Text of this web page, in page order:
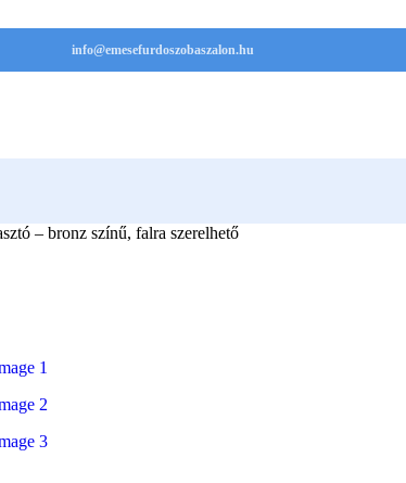
info@emesefurdoszobaszalon.hu
– bronz színű, falra szerelhető